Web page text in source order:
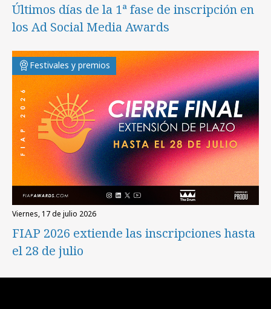
Últimos días de la 1ª fase de inscripción en
los Ad Social Media Awards
Festivales y premios
viernes, 17 de julio 2026
FIAP 2026 extiende las inscripciones hasta
el 28 de julio